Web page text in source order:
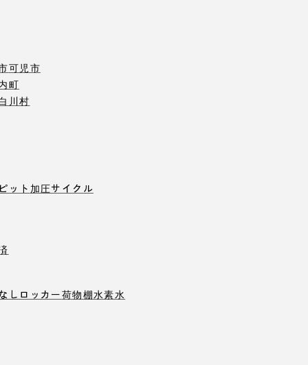
可児市
町
川村
ット 加圧サイクル
しロッカー荷物棚水素水